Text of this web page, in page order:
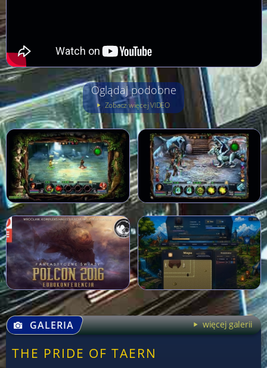
Oglądaj podobne
Zobacz więcej VIDEO
GALERIA więcej galerii
THE PRIDE OF TAERN